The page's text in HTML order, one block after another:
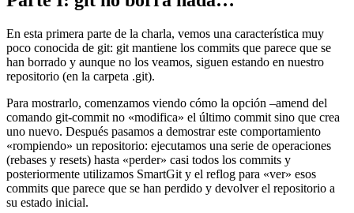
En esta primera parte de la charla, vemos una característica muy
poco conocida de git: git mantiene los commits que parece que se
han borrado y aunque no los veamos, siguen estando en nuestro
repositorio (en la carpeta .git).
Para mostrarlo, comenzamos viendo cómo la opción –amend del
comando git-commit no «modifica» el último commit sino que crea
uno nuevo. Después pasamos a demostrar este comportamiento
«rompiendo» un repositorio: ejecutamos una serie de operaciones
(rebases y resets) hasta «perder» casi todos los commits y
posteriormente utilizamos SmartGit y el reflog para «ver» esos
commits que parece que se han perdido y devolver el repositorio a
su estado inicial.